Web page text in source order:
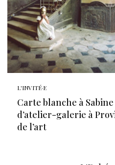
L'INVITÉ·E
Carte blanche à
d’atelier-galerie à
de l’art